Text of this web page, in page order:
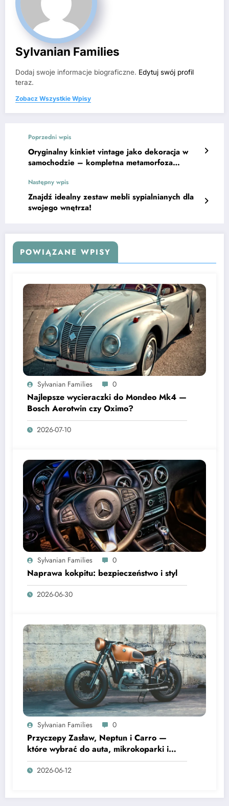
Sylvanian Families
Dodaj swoje informacje biograficzne. Edytuj swój profil
teraz.
Zobacz Wszystkie Wpisy
Poprzedni wpis
Oryginalny kinkiet vintage jako dekoracja w
samochodzie – kompletna metamorfoza
Następny wpis
Znajdź idealny zestaw mebli sypialnianych dla
swojego wnętrza!
POWIĄZANE WPISY
Sylvanian Families 0
Najlepsze wycieraczki do Mondeo Mk4 —
Bosch Aerotwin czy Oximo?
2026-07-10
Sylvanian Families 0
Naprawa kokpitu: bezpieczeństwo i styl
2026-06-30
Sylvanian Families 0
Przyczepy Zasław, Neptun i Carro —
które wybrać do auta, mikrokoparki i
motocykla
2026-06-12